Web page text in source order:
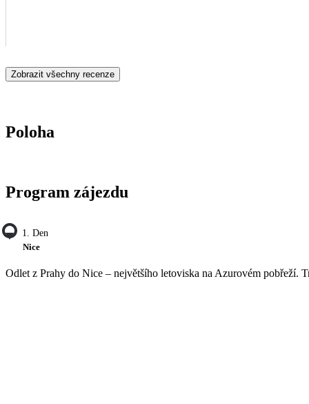
Zobrazit všechny recenze
Poloha
Program zájezdu
1. Den
Nice
Odlet z Prahy do Nice – největšího letoviska na Azurovém pobřeží.